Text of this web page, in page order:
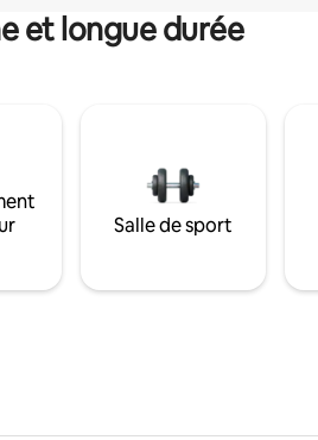
et longue durée
Salle de sport